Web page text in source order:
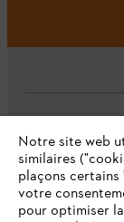
L'Entreprise
Questions
Notre site web
similaires
plaçons
votre
pour optimiser